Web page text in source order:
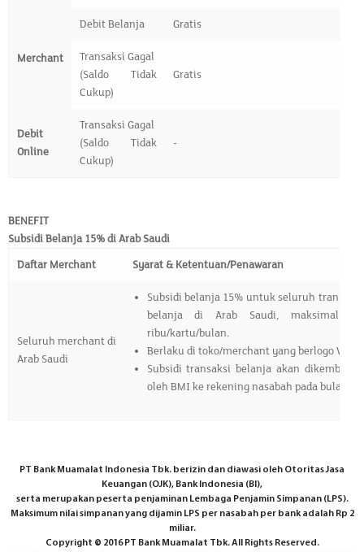
Merchant
Debit Belanja Gratis
Transaksi Gagal
(Saldo Tidak
Cukup)
Gratis
Debit
Online
Transaksi Gagal
(Saldo Tidak
Cukup)
-
BENEFIT
Subsidi Belanja 15% di Arab Saudi
Daftar Merchant
Syarat & Ketentuan/Penawaran
Seluruh merchant di
Arab Saudi
Subsidi belanja 15% untuk seluruh
belanja di Arab Saudi, maksimal
ribu/kartu/bulan.
Berlaku di toko/merchant yang berlogo Visa/
Subsidi transaksi belanja akan
oleh BMI ke rekening nasabah pada bulan
PT Bank Muamalat Indonesia Tbk. berizin dan diawasi oleh Otoritas Jasa
Keuangan (OJK), Bank Indonesia (BI),
serta merupakan peserta penjaminan Lembaga Penjamin Simpanan (LPS).
Maksimum nilai simpanan yang dijamin LPS per nasabah per bank adalah Rp 2
miliar.
Copyright © 2016 PT Bank Muamalat Tbk. All Rights Reserved.